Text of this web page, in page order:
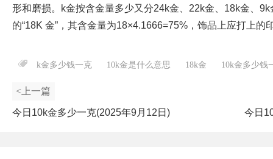
形和磨损。k金按含金量多少又分24k金、22k金、18k金、
的“18K 金”，其含金量为18×4.1666=75%，饰品上应打上的
k金多少钱一克 10k金是什么意思 18k金 10k金多少钱
<上一篇
今日10k金多少一克(2025年9月12日) 今日